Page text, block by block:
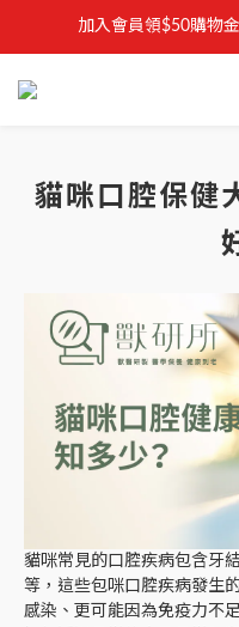
【安心聲明】 獸研所全
加入會員領$50購物
加入官方
貓咪口腔保健
貓咪常見的口腔疾病包含牙
等，這些包咪口腔疾病發生
感染、更可能因為免疫力不